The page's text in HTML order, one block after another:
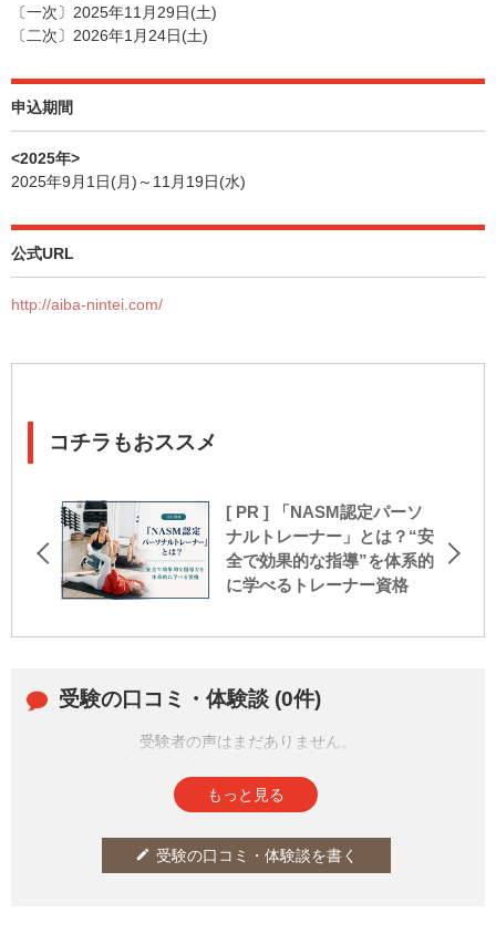
〔一次〕2025年11月29日(土)
〔二次〕2026年1月24日(土)
申込期間
<2025年>
2025年9月1日(月)～11月19日(水)
公式URL
http://aiba-nintei.com/
コチラもおススメ
[ PR ] 「NASM認定パーソ
ナルトレーナー」とは？“安
全で効果的な指導”を体系的
に学べるトレーナー資格
受験の口コミ・体験談 (0件)
受験者の声はまだありません。
もっと見る
edit 受験の口コミ・体験談を書く